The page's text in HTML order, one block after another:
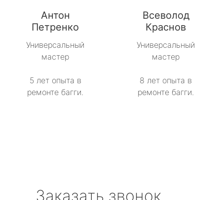
Антон
Петренко
Универсальный
мастер
5 лет опыта в
ремонте багги.
Всеволод
Краснов
Универсальный
мастер
8 лет опыта в
ремонте багги.
Заказать звонок